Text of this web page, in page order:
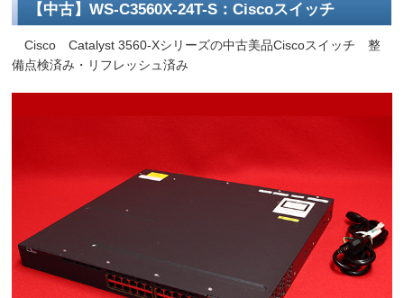
【中古】WS-C3560X-24T-S：Ciscoスイッチ
Cisco Catalyst 3560-Xシリーズの中古美品Ciscoスイッチ 整
備点検済み・リフレッシュ済み